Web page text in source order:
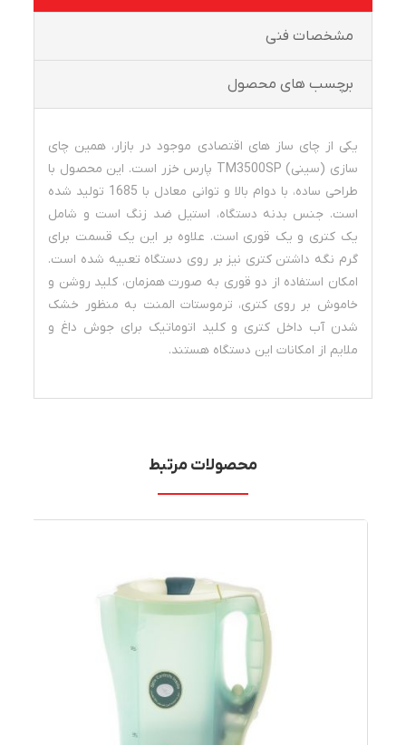
مشخصات فنی
برچسب های محصول
یکی از چای ساز های اقتصادی موجود در بازار، همین چای
سازی (سینی) TM3500SP پارس خزر است. این محصول با
طراحی ساده، با دوام بالا و توانی معادل با 1685 تولید شده
است. جنس بدنه دستگاه، استیل ضد زنگ است و شامل
یک کتری و یک قوری است. علاوه بر این یک قسمت برای
گرم نگه داشتن کتری نیز بر روی دستگاه تعبیه شده است.
امکان استفاده از دو قوری به صورت همزمان، کلید روشن و
خاموش بر روی کتری، ترموستات المنت به منظور خشک
شدن آب داخل کتری و کلید اتوماتیک برای جوش داغ و
ملایم از امکانات این دستگاه هستند.
محصولات مرتبط